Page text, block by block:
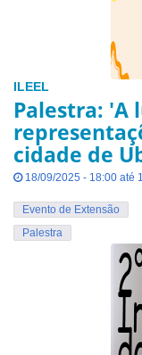
ILEEL
Palestra: 'A
cidade de
18/09/2025 - 18:00 até
Evento de Extensão
Palestra